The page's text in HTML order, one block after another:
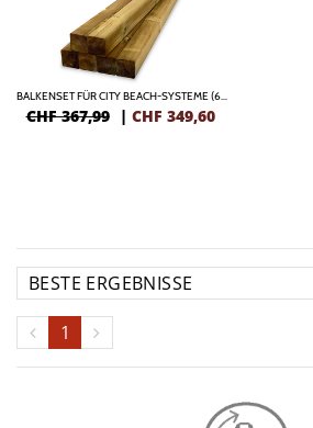
BALKENSET FÜR CITY BEACH-SYSTEME (6-TEILIG), KIEFERNPFOSTEN (1500 X 88 X 88 MM), KESSELDRUCKIMPRÄGNIERT
CHF 367,99 | CHF 349,60
1